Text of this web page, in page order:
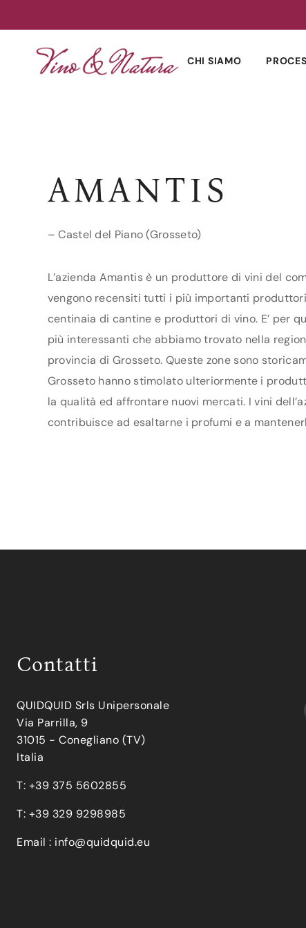
CHI SIAMO
AMANTIS
– Castel del Piano (Grosseto)
L’azienda Amantis è un produttore di vini del
vengono recensiti tutti i più importanti
centinaia di cantine e produttori di vino. E’ per
più interessanti che abbiamo trovato nella
provincia di Grosseto. Queste zone sono
Grosseto hanno stimolato ulteriormente i
la qualità ed affrontare nuovi mercati. I vini
contribuisce ad esaltarne i profumi e a
Contatti
QUIDQUID Srls Unipersonale
Via Parrilla, 9
31015 - Conegliano (TV)
Italia
T: +39 375 5602855
T: +39 329 9298985
Email : info@quidquid.eu